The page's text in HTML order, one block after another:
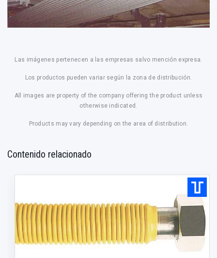
Las imágenes pertenecen a las empresas salvo mención expresa.
Los productos pueden variar según la zona de distribución.
All images are property of the company offering the product unless
otherwise indicated.
Products may vary depending on the area of distribution.
Contenido relacionado